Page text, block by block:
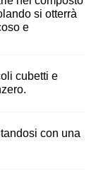
si otterrà
e
cubetti e
con una